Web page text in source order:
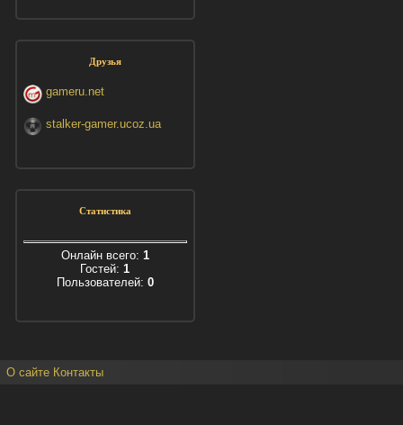
Друзья
gameru.net
stalker-gamer.ucoz.ua
Статистика
Онлайн всего: 1
Гостей: 1
Пользователей: 0
О сайте Контакты